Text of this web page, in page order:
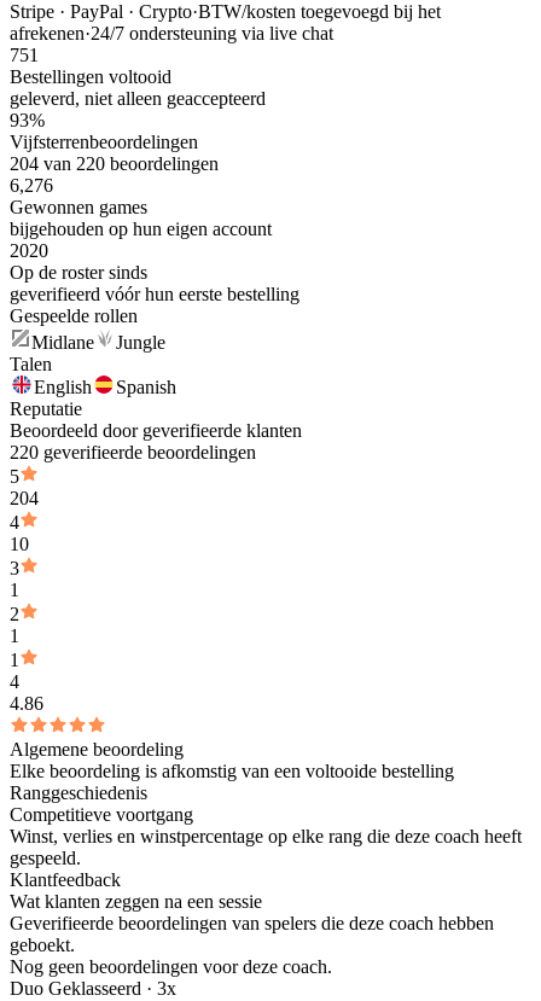
Stripe · PayPal · Crypto·BTW/kosten toegevoegd bij het
afrekenen·24/7 ondersteuning via live chat
751
Bestellingen voltooid
geleverd, niet alleen geaccepteerd
93%
Vijfsterrenbeoordelingen
204 van 220 beoordelingen
6,276
Gewonnen games
bijgehouden op hun eigen account
2020
Op de roster sinds
geverifieerd vóór hun eerste bestelling
Gespeelde rollen
Midlane
Jungle
Talen
English
Spanish
Reputatie
Beoordeeld door geverifieerde klanten
220 geverifieerde beoordelingen
5
204
4
10
3
1
2
1
1
4
4.86
Algemene beoordeling
Elke beoordeling is afkomstig van een voltooide bestelling
Ranggeschiedenis
Competitieve voortgang
Winst, verlies en winstpercentage op elke rang die deze coach heeft
gespeeld.
Klantfeedback
Wat klanten zeggen na een sessie
Geverifieerde beoordelingen van spelers die deze coach hebben
geboekt.
Nog geen beoordelingen voor deze coach.
Duo Geklasseerd · 3x